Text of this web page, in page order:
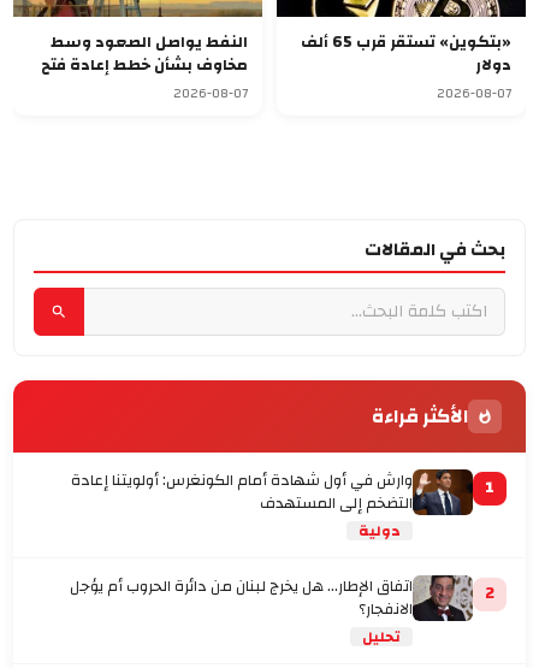
«بتكوين» تستقر قرب 65 ألف
دولار
2026-08-07
النفط يواصل الصعود وسط
مخاوف بشأن خطط إعادة فتح
مضيق هرمز
2026-08-07
بحث في المقالات
الأكثر قراءة
1 وارش في أول شهادة أمام الكونغرس: أولويتنا إعادة
التضخم إلى المستهدف
دولية
2 اتفاق الإطار... هل يخرج لبنان من دائرة الحروب أم يؤجل
الانفجار؟
تحليل